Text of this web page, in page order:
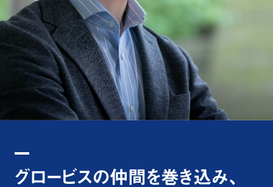
グロービスの仲間を巻き込み、